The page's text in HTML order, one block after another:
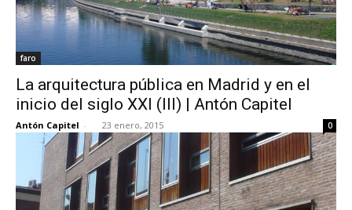
faro
La arquitectura pública en Madrid y en el
inicio del siglo XXI (III) | Antón Capitel
Antón Capitel - 23 enero, 2015 0